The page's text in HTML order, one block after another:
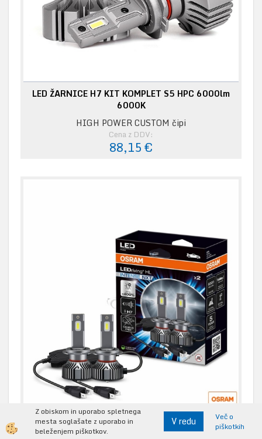
LED ŽARNICE H7 KIT KOMPLET S5 HPC 6000lm
6000K
HIGH POWER CUSTOM čipi
Cena z DDV:
88,15 €
LED ŽARNICE H7 OSRAM LEDriving HL INTENSE
Z obiskom in uporabo spletnega
mesta soglašate z uporabo in
beleženjem piškotkov.
V redu
Več o
piškotkih